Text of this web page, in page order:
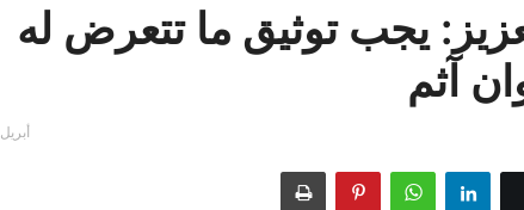
يجب توثيق ما تتعرض له
آثم
أبريل 19, 2026 - 19:00